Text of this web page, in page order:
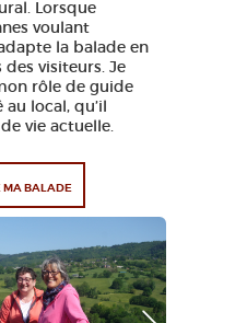
Lorsque
voulant
la balade en
visiteurs. Je
rôle de guide
local, qu’il
vie actuelle.
MA BALADE